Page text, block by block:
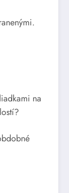
na